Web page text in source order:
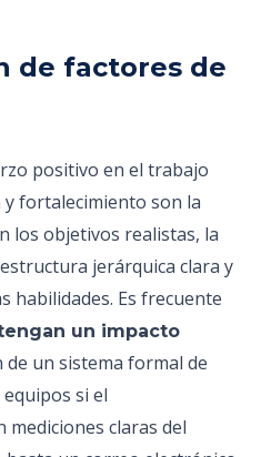
de factores de
positivo en el trabajo
fortalecimiento son la
los objetivos realistas, la
jerárquica clara y
habilidades. Es frecuente
un impacto
de un sistema formal de
si el
mediciones claras del